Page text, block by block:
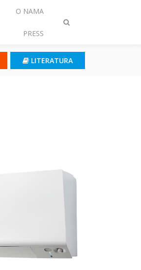
Prebaci
O NAMA
PRESS
LITERATURA